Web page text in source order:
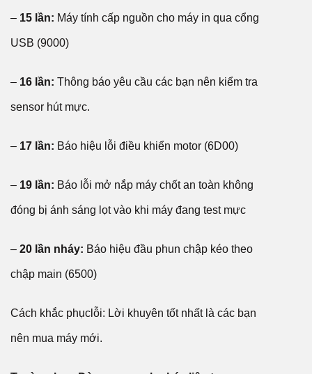
– 15 lần: Máy tính cấp nguồn cho máy in qua cổng
USB (9000)
– 16 lần: Thông báo yêu cầu các bạn nên kiểm tra
sensor hút mực.
– 17 lần: Báo hiệu lỗi điều khiển motor (6D00)
– 19 lần: Báo lỗi mở nắp máy chốt an toàn không
đóng bị ánh sáng lọt vào khi máy đang test mực
– 20 lần nháy: Báo hiệu đầu phun chập kéo theo
chập main (6500)
Cách khắc phụclỗi: Lời khuyên tốt nhất là các bạn
nên mua máy mới.